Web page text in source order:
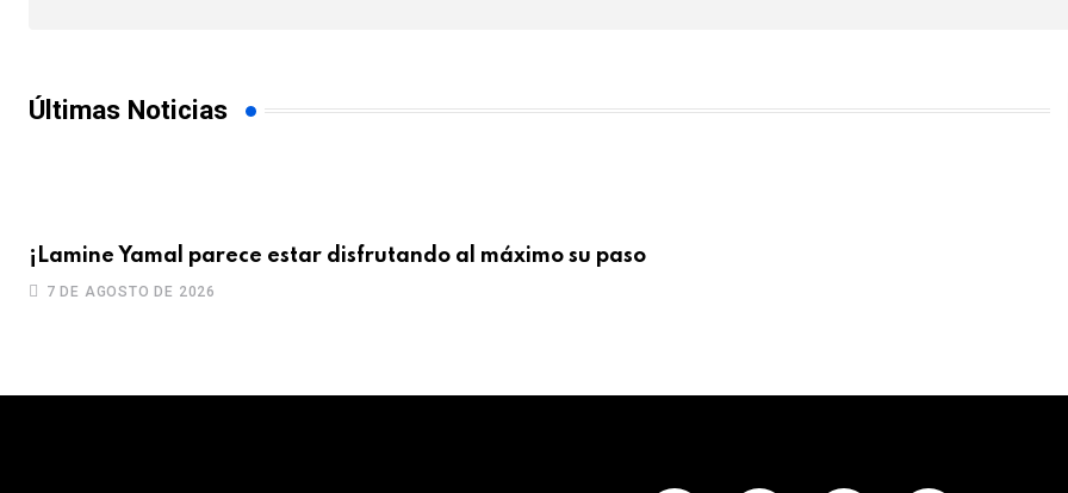
Últimas Noticias
¡Lamine Yamal parece estar disfrutando al máximo su paso
7 DE AGOSTO DE 2026